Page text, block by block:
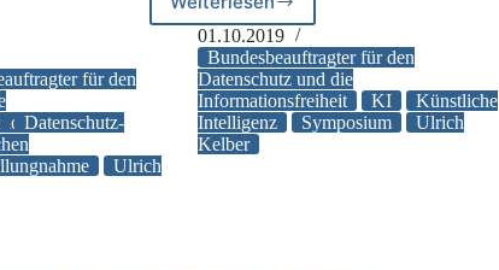
für
Ulrich
für den
Datenschutz-
Ulrich
Künstliche
Intelligenz
und
Datenschutz
01.10.2019
Bundesbeauftragter für den
Datenschutz und die
Informationsfreiheit
KI
Künstliche
Intelligenz
Symposium
Ulrich
Kelber